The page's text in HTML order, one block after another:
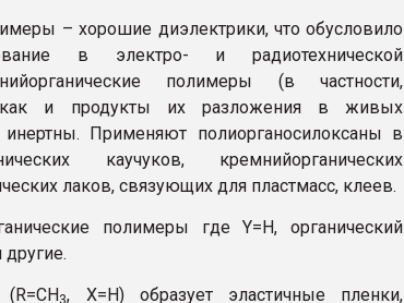
– хорошие диэлектрики, что обусловило
в электро- и радиотехнической
полимеры (в частности,
как и продукты их разложения в живых
инертны. Применяют полиорганосилоксаны в
каучуков, кремнийорганических
лаков, связующих для пластмасс, клеев.
полимеры где Y=Н, органический
другие.
(R=СН3, X=H) образует эластичные пленки,